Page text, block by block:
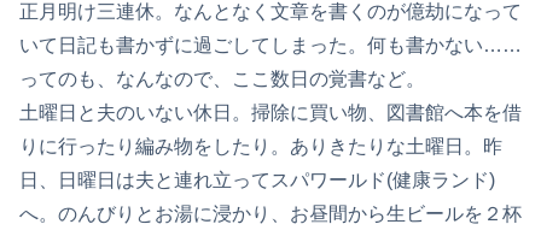
正月明け三連休。なんとなく文章を書くのが億劫になって
いて日記も書かずに過ごしてしまった。何も書かない……
ってのも、なんなので、ここ数日の覚書など。
土曜日と夫のいない休日。掃除に買い物、図書館へ本を借
りに行ったり編み物をしたり。ありきたりな土曜日。昨
日、日曜日は夫と連れ立ってスパワールド(健康ランド)
へ。のんびりとお湯に浸かり、お昼間から生ビールを２杯